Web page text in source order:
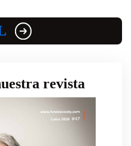
revista